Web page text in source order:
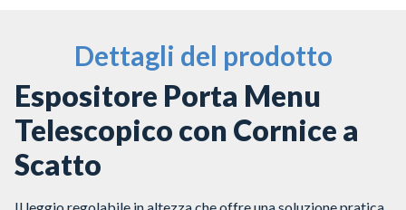
Dettagli del prodotto
Espositore Porta Menu
Telescopico con Cornice a
Scatto